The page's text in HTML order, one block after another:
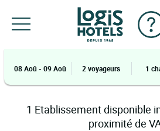
08 Aoû - 09 Aoû 2 voyageurs 1
1 Etablissementdisponible
proximité de